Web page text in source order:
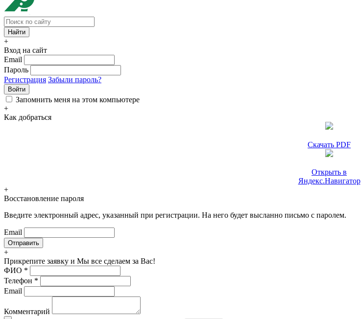
+
Вход на сайт
Email
Пароль
Регистрация Забыли пароль?
Войти
Запомнить меня на этом компьютере
+
Как добраться
Скачать PDF
Открыть в
Яндекс.Навигатор
+
Восстановление пароля
Введите электронный адрес, указанный при регистрации. На него будет высланно письмо с паролем.
Email
+
Прикрепите заявку и Мы все сделаем за Вас!
ФИО *
Телефон *
Email
Комментарий